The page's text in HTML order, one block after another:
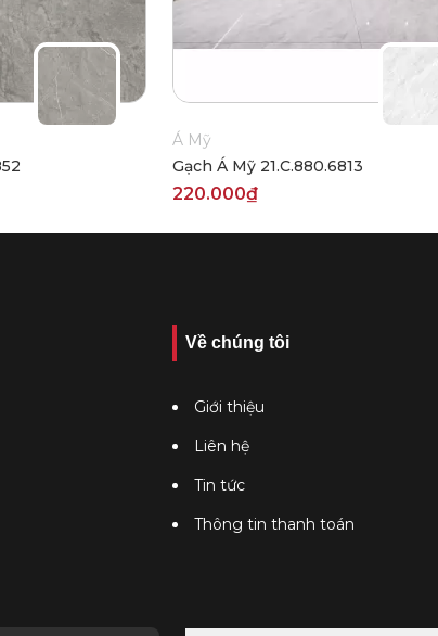
Á Mỹ
Gạch Á Mỹ 21.C.880.6813
220.000₫
Về chúng tôi
Giới thiệu
Liên hệ
Tin tức
Thông tin thanh toán